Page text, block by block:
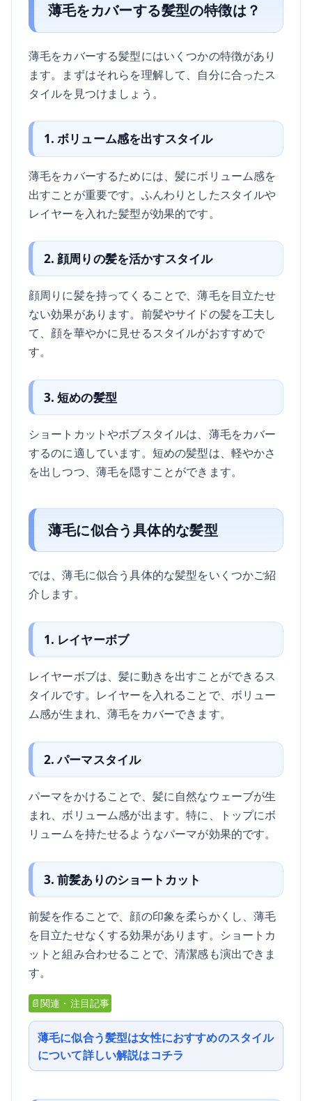
薄毛をカバーする髪型の特徴は？
薄毛をカバーする髪型にはいくつかの特徴があり
ます。まずはそれらを理解して、自分に合ったス
タイルを見つけましょう。
1. ボリューム感を出すスタイル
薄毛をカバーするためには、髪にボリューム感を
出すことが重要です。ふんわりとしたスタイルや
レイヤーを入れた髪型が効果的です。
2. 顔周りの髪を活かすスタイル
顔周りに髪を持ってくることで、薄毛を目立たせ
ない効果があります。前髪やサイドの髪を工夫し
て、顔を華やかに見せるスタイルがおすすめで
す。
3. 短めの髪型
ショートカットやボブスタイルは、薄毛をカバー
するのに適しています。短めの髪型は、軽やかさ
を出しつつ、薄毛を隠すことができます。
薄毛に似合う具体的な髪型
では、薄毛に似合う具体的な髪型をいくつかご紹
介します。
1. レイヤーボブ
レイヤーボブは、髪に動きを出すことができるス
タイルです。レイヤーを入れることで、ボリュー
ム感が生まれ、薄毛をカバーできます。
2. パーマスタイル
パーマをかけることで、髪に自然なウェーブが生
まれ、ボリューム感が出ます。特に、トップにボ
リュームを持たせるようなパーマが効果的です。
3. 前髪ありのショートカット
前髪を作ることで、顔の印象を柔らかくし、薄毛
を目立たせなくする効果があります。ショートカ
ットと組み合わせることで、清潔感も演出できま
す。
📄関連・注目記事
薄毛に似合う髪型は女性におすすめのスタイル
について詳しい解説はコチラ